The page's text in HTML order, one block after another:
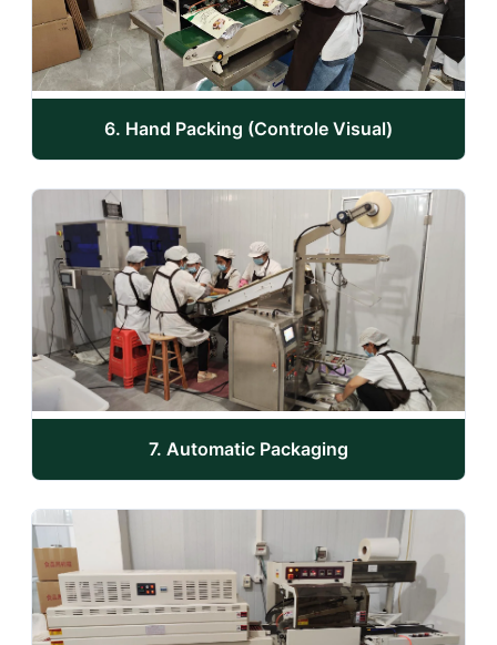
6. Hand Packing (Controle Visual)
7. Automatic Packaging